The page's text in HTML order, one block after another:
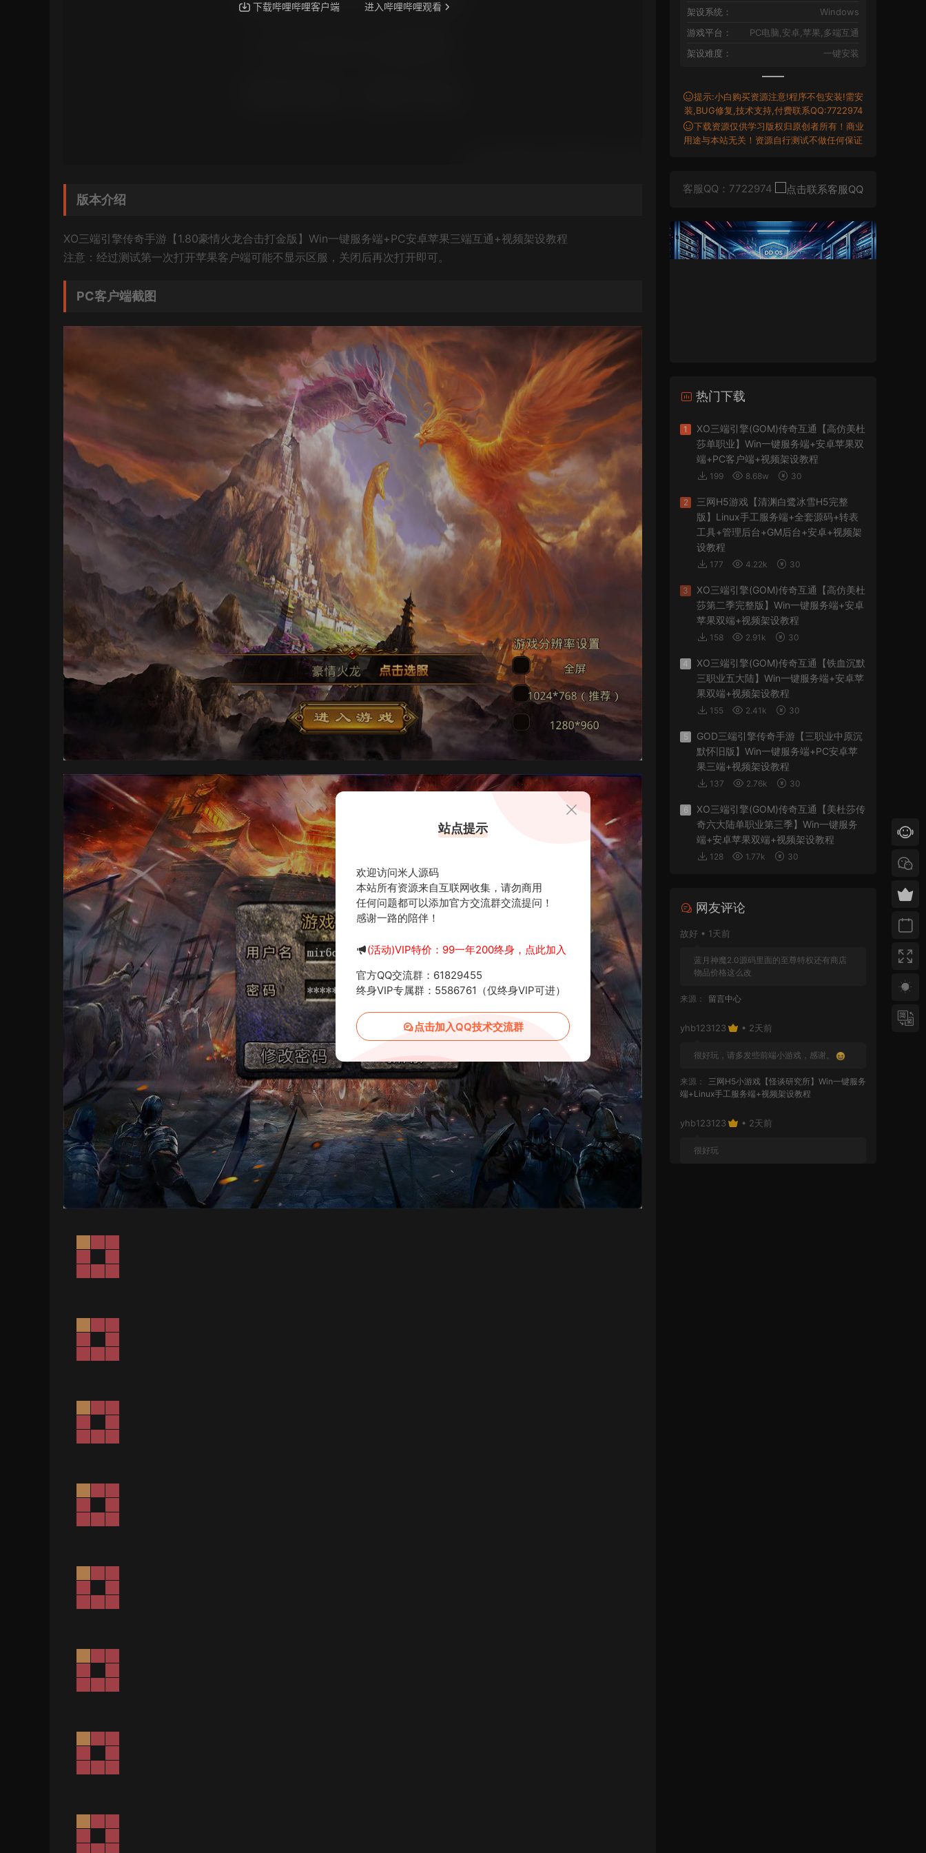
版本介绍
XO三端引擎传奇手游【1.80豪情火龙合击打金版】Win一键服务端+PC安卓苹果三端互通+视频架设教程
注意：经过测试第一次打开苹果客户端可能不显示区服，关闭后再次打开即可。
PC客户端截图
架设系统：
Windows
游戏平台：
PC电脑,安卓,苹果,多端互通
架设难度：
一键安装
提示:小白购买资源注意!程序不包安装!需安
装,BUG修复,技术支持,付费联系QQ:7722974
下载资源仅供学习版权归原创者所有！商业
用途与本站无关！资源自行测试不做任何保证
客服QQ：7722974
热门下载
1
XO三端引擎(GOM)传奇互通【高仿美杜
莎单职业】Win一键服务端+安卓苹果双
端+PC客户端+视频架设教程
199 8.68w 30
2
三网H5游戏【清渊白鹭冰雪H5完整
版】Linux手工服务端+全套源码+转表
工具+管理后台+GM后台+安卓+视频架
设教程
177 4.22k 30
3
XO三端引擎(GOM)传奇互通【高仿美杜
莎第二季完整版】Win一键服务端+安卓
苹果双端+视频架设教程
158 2.91k 30
4
XO三端引擎(GOM)传奇互通【铁血沉默
三职业五大陆】Win一键服务端+安卓苹
果双端+视频架设教程
155 2.41k 30
5
GOD三端引擎传奇手游【三职业中原沉
默怀旧版】Win一键服务端+PC安卓苹
果三端+视频架设教程
137 2.76k 30
6
XO三端引擎(GOM)传奇互通【美杜莎传
奇六大陆单职业第三季】Win一键服务
端+安卓苹果双端+视频架设教程
128 1.77k 30
网友评论
故好 • 1天前
蓝月神魔2.0源码里面的至尊特权还有商店
物品价格这么改
来源： 留言中心
yhb123123 • 2天前
很好玩，请多发些前端小游戏，感谢。
来源：
三网H5小游戏【怪谈研究所】Win一键服务
端+Linux手工服务端+视频架设教程
yhb123123 • 2天前
很好玩
站点提示
欢迎访问米人源码
本站所有资源来自互联网收集，请勿商用
任何问题都可以添加官方交流群交流提问！
感谢一路的陪伴！
(活动)VIP特价：99一年200终身，点此加入
官方QQ交流群：61829455
终身VIP专属群：5586761（仅终身VIP可进）
点击加入QQ技术交流群